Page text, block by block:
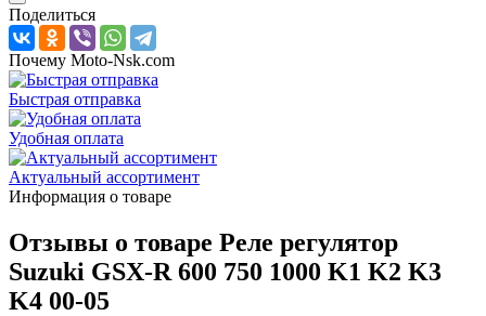
Поделиться
Почему Moto-Nsk.com
Быстрая отправка
Удобная оплата
Актуальный ассортимент
Информация о товаре
Отзывы о товаре Реле регулятор
Suzuki GSX-R 600 750 1000 K1 K2 K3
K4 00-05